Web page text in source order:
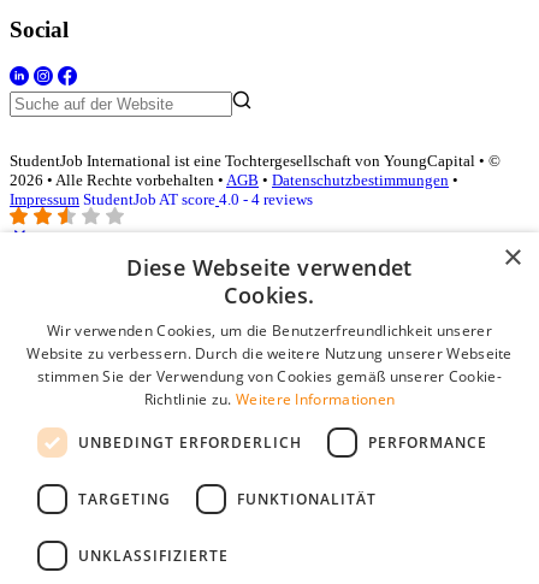
Social
StudentJob International ist eine Tochtergesellschaft von YoungCapital • ©
2026 • Alle Rechte vorbehalten • AGB • Datenschutzbestimmungen •
Impressum StudentJob AT score 4.0 - 4 reviews
Login für Unternehmen
E-Mail*
Passwort
Angemeldet bleiben
Passwort vergessen?
Kostenloses Unternehmensprofil
Wenn Sie sich registriert haben, können Sie ein Unternehmensprofil
×
Diese Webseite verwendet
Cookies.
Wir verwenden Cookies, um die Benutzerfreundlichkeit unserer
Website zu verbessern. Durch die weitere Nutzung unserer Webseite
stimmen Sie der Verwendung von Cookies gemäß unserer Cookie-
Richtlinie zu. Weitere Informationen
UNBEDINGT ERFORDERLICH PERFORMANCE
TARGETING FUNKTIONALITÄT
UNKLASSIFIZIERTE